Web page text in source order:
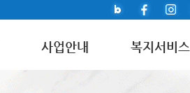
사업안내 복지서비스